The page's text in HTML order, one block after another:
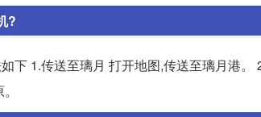
?
下 1.传送至璃月 打开地图,传送至璃月港